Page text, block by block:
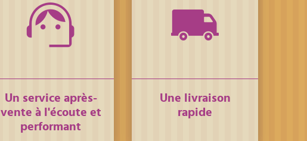
Un service après-
vente à l'écoute et
performant
Une livraison
rapide